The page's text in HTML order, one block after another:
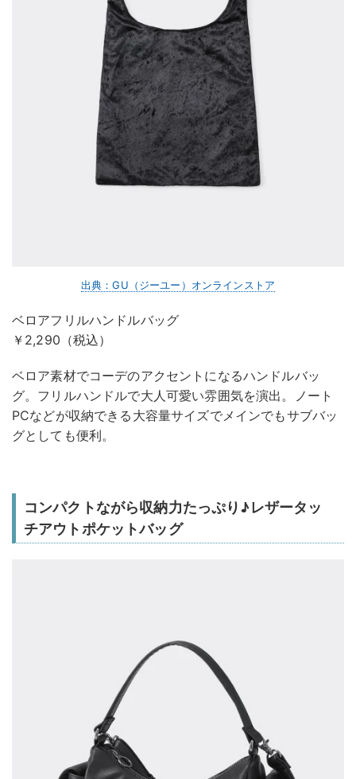
出典：GU（ジーユー）オンラインストア
ベロアフリルハンドルバッグ
￥2,290（税込）
ベロア素材でコーデのアクセントになるハンドルバッ
グ。フリルハンドルで大人可愛い雰囲気を演出。ノート
PCなどが収納できる大容量サイズでメインでもサブバッ
グとしても便利。
コンパクトながら収納力たっぷり♪レザータッ
チアウトポケットバッグ